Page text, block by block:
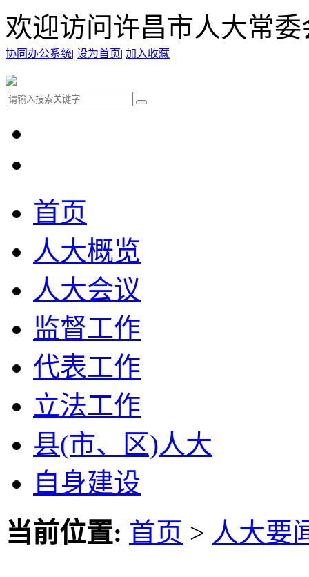
欢迎访问许昌市人大常
协同办公系统| 设为首页| 加入收藏
首页
人大概览
人大会议
监督工作
代表工作
立法工作
县(市、区)人大
自身建设
当前位置: 首页 > 人大要